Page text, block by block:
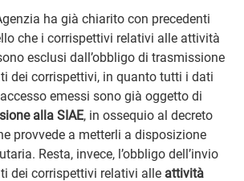
ha già chiarito con precedenti
che i corrispettivi relativi alle attività
esclusi dall’obbligo di trasmissione
dei corrispettivi, in quanto tutti i dati
emessi sono già oggetto di
alla SIAE, in ossequio al decreto
provvede a metterli a disposizione
Resta, invece, l’obbligo dell’invio
dei corrispettivi relativi alle attività